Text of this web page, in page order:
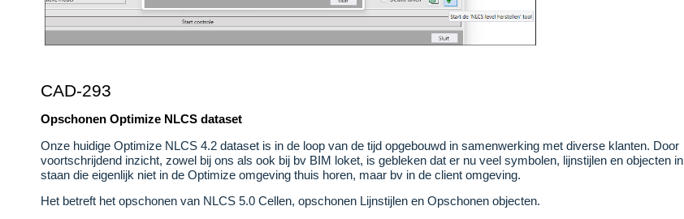
CAD-293
Opschonen Optimize NLCS dataset
Onze huidige Optimize NLCS 4.2 dataset is in de loop van de tijd opgebouwd in samenwerking met diverse klanten. Door
voortschrijdend inzicht, zowel bij ons als ook bij bv BIM loket, is gebleken dat er nu veel symbolen, lijnstijlen en objecten in
staan die eigenlijk niet in de Optimize omgeving thuis horen, maar bv in de client omgeving.
Het betreft het opschonen van NLCS 5.0 Cellen, opschonen Lijnstijlen en Opschonen objecten.